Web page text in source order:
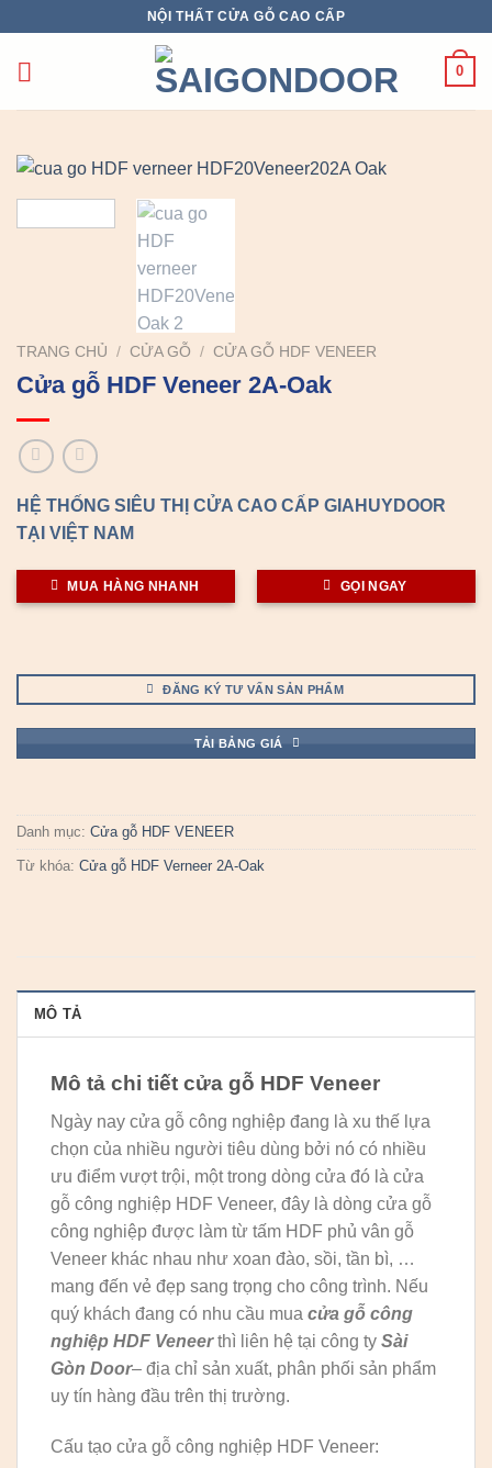
nội
NỘI THẤT CỬA GỖ CAO CẤP
0
TRANG CHỦ / CỬA GỖ / CỬA GỖ HDF VENEER
Cửa gỗ HDF Veneer 2A-Oak
HỆ THỐNG SIÊU THỊ CỬA CAO CẤP GIAHUYDOOR
TẠI VIỆT NAM
MUA HÀNG NHANH GỌI NGAY
ĐĂNG KÝ TƯ VẤN SẢN PHẨM
TẢI BẢNG GIÁ
Danh mục: Cửa gỗ HDF VENEER
Từ khóa: Cửa gỗ HDF Verneer 2A-Oak
MÔ TẢ
Mô tả chi tiết cửa gỗ HDF Veneer
Ngày nay cửa gỗ công nghiệp đang là xu thế lựa
chọn của nhiều người tiêu dùng bởi nó có nhiều
ưu điểm vượt trội, một trong dòng cửa đó là cửa
gỗ công nghiệp HDF Veneer, đây là dòng cửa gỗ
công nghiệp được làm từ tấm HDF phủ vân gỗ
Veneer khác nhau như xoan đào, sồi, tần bì, …
mang đến vẻ đẹp sang trọng cho công trình. Nếu
quý khách đang có nhu cầu mua cửa gỗ công
nghiệp HDF Veneerthì liên hệ tại công ty Sài
Gòn Door– địa chỉ sản xuất, phân phối sản phẩm
uy tín hàng đầu trên thị trường.
Cấu tạo cửa gỗ công nghiệp HDF Veneer: